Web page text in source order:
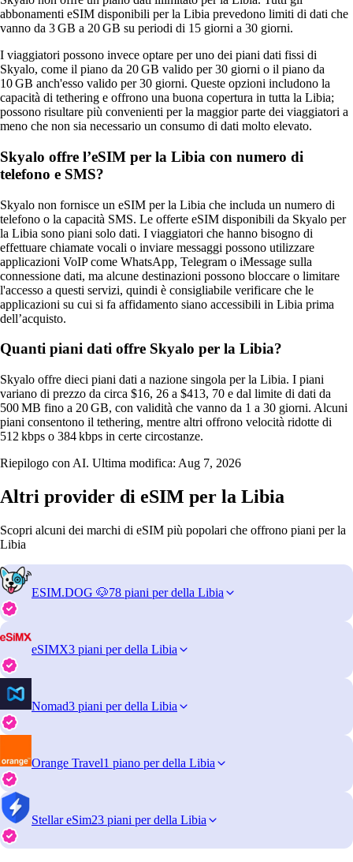
abbonamenti eSIM disponibili per la Libia prevedono limiti di dati che
vanno da 3 GB a 20 GB su periodi di 15 giorni a 30 giorni.
I viaggiatori possono invece optare per uno dei piani dati fissi di
Skyalo, come il piano da 20 GB valido per 30 giorni o il piano da
10 GB anch'esso valido per 30 giorni. Queste opzioni includono la
capacità di tethering e offrono una buona copertura in tutta la Libia;
possono risultare più convenienti per la maggior parte dei viaggiatori a
meno che non sia necessario un consumo di dati molto elevato.
Skyalo offre l’eSIM per la Libia con numero di
telefono e SMS?
Skyalo non fornisce un eSIM per la Libia che includa un numero di
telefono o la capacità SMS. Le offerte eSIM disponibili da Skyalo per
la Libia sono piani solo dati. I viaggiatori che hanno bisogno di
effettuare chiamate vocali o inviare messaggi possono utilizzare
applicazioni VoIP come WhatsApp, Telegram o iMessage sulla
connessione dati, ma alcune destinazioni possono bloccare o limitare
l'accesso a questi servizi, quindi è consigliabile verificare che le
applicazioni su cui si fa affidamento siano accessibili in Libia prima
dell’acquisto.
Quanti piani dati offre Skyalo per la Libia?
Skyalo offre dieci piani dati a nazione singola per la Libia. I piani
variano di prezzo da circa $16, 26 a $413, 70 e dal limite di dati da
500 MB fino a 20 GB, con validità che vanno da 1 a 30 giorni. Alcuni
piani consentono il tethering, mentre altri offrono velocità ridotte di
512 kbps o 384 kbps in certe circostanze.
Riepilogo con AI. Ultima modifica: Aug 7, 2026
Altri provider di eSIM per la Libia
Scopri alcuni dei marchi di eSIM più popolari che offrono piani per la
Libia
ESIM.DOG 🐶78 piani per della Libia
eSIMX3 piani per della Libia
Nomad3 piani per della Libia
Orange Travel1 piano per della Libia
Stellar eSim23 piani per della Libia